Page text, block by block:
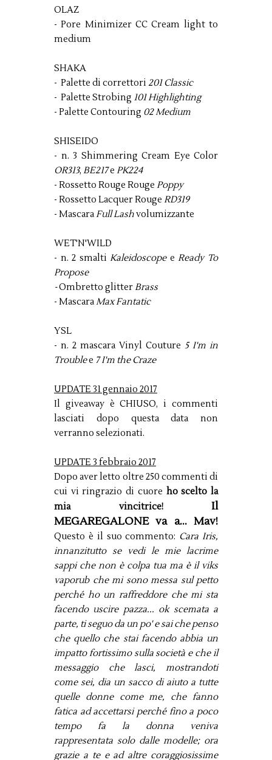
OLAZ
- Pore Minimizer CC Cream light to
medium
SHAKA
- Palette di correttori 201 Classic
- Palette Strobing 101 Highlighting
- Palette Contouring 02 Medium
SHISEIDO
- n. 3 Shimmering Cream Eye Color
OR313, BE217e PK224
- Rossetto Rouge Rouge Poppy
- Rossetto Lacquer Rouge RD319
- MascaraFull Lashvolumizzante
WET'N'WILD
- n. 2 smalti KaleidoscopeeReady To
Propose
-Ombretto glitterBrass
- MascaraMax Fantatic
YSL
- n. 2 mascara Vinyl Couture 5 I'm in
Troublee 7 I'm the Craze
UPDATE 31 gennaio 2017
Il giveaway è CHIUSO, i commenti
lasciati dopo questa data non
verranno selezionati.
UPDATE 3 febbraio 2017
Dopo aver letto oltre 250 commenti di
cui vi ringrazio di cuore ho scelto la
mia vincitrice! Il
MEGAREGALONE va a... Mav!
Questo è il suo commento: Cara Iris,
innanzitutto se vedi le mie lacrime
sappi che non è colpa tua ma è il viks
vaporub che mi sono messa sul petto
perché ho un raffreddore che mi sta
facendo uscire pazza... ok scemata a
parte, ti seguo da un po' e sai che penso
che quello che stai facendo abbia un
impatto fortissimo sulla società e che il
messaggio che lasci, mostrandoti
come sei, dia un sacco di aiuto a tutte
quelle donne come me, che fanno
fatica ad accettarsi perché fino a poco
tempo fa la donna veniva
rappresentata solo dalle modelle; ora
grazie a te e ad altre coraggiosissime